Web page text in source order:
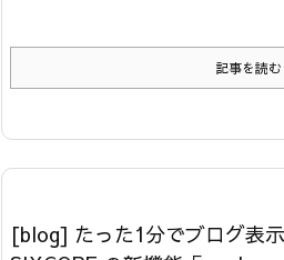
記事を読む
[blog] たった1分でブログ表